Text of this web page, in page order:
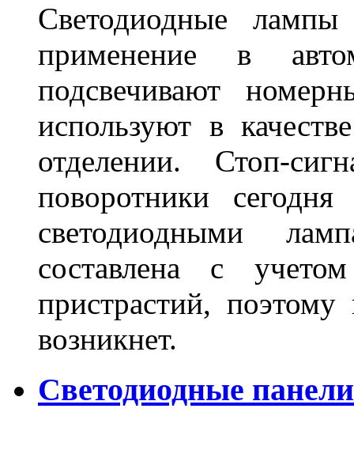
Светодиодные
применение в
подсвечивают
используют в
отделении. Стоп-
поворотники
светодиодными
составлена с
пристрастий,
возникнет.
Светодиодные